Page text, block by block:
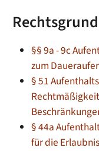
§§ 9a - 9c
zum
§ 51
§ 44a
für die